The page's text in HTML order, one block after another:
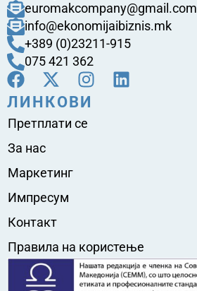
euromakcompany@gmail.com
info@ekonomijaibiznis.mk
+389 (0)23211-915
075 421 362
ЛИНКОВИ
Претплати се
За нас
Маркетинг
Импресум
Контакт
Правила на користење